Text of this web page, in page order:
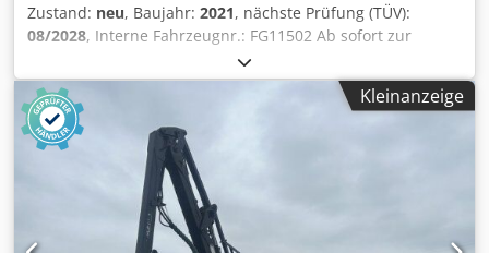
Zustand: neu, Baujahr: 2021, nächste Prüfung (TÜV):
08/2028, Interne Fahrzeugnr.: FG11502 Ab sofort zur
Verfügung auf unserem Hof in Kaufungen Mehr INFO
unter: * Golec Nutzfahrzeuge GmbH (Deutsch, English,
Bulgarisch, Russisch) * Viktoria Sologubova (Polnisch,
Russisch, Ukrainisch, English) NEU! - noch nie genutzt.
Irrtümer vorbehalten Gerne nehmen wir Ihr gebrauchtes
Fahrzeug in Zahlung. Finanzierung direkt bei uns im Hause
möglich. GOLEC NUTZFAHRZEUGE GMBH Wir sprechen:
Deutsch, English, Spanish, Polnisch, Ukrainisch, Russisch,
Bulgarisch. Chjdpfoytlk Tjx Ap Esa ----.
Kleinanzeige